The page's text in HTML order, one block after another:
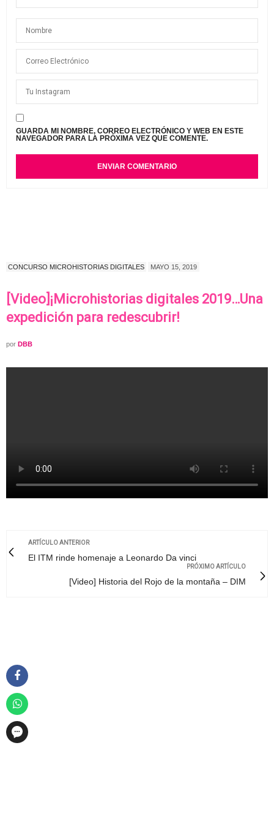
GUARDA MI NOMBRE, CORREO ELECTRÓNICO Y WEB EN ESTE
NAVEGADOR PARA LA PRÓXIMA VEZ QUE COMENTE.
CONCURSO MICROHISTORIAS DIGITALES MAYO 15, 2019
[Video]¡Microhistorias digitales 2019…Una
expedición para redescubrir!
por DBB
ARTÍCULO ANTERIOR
El ITM rinde homenaje a Leonardo Da vinci
PRÓXIMO ARTÍCULO
[Video] Historia del Rojo de la montaña – DIM